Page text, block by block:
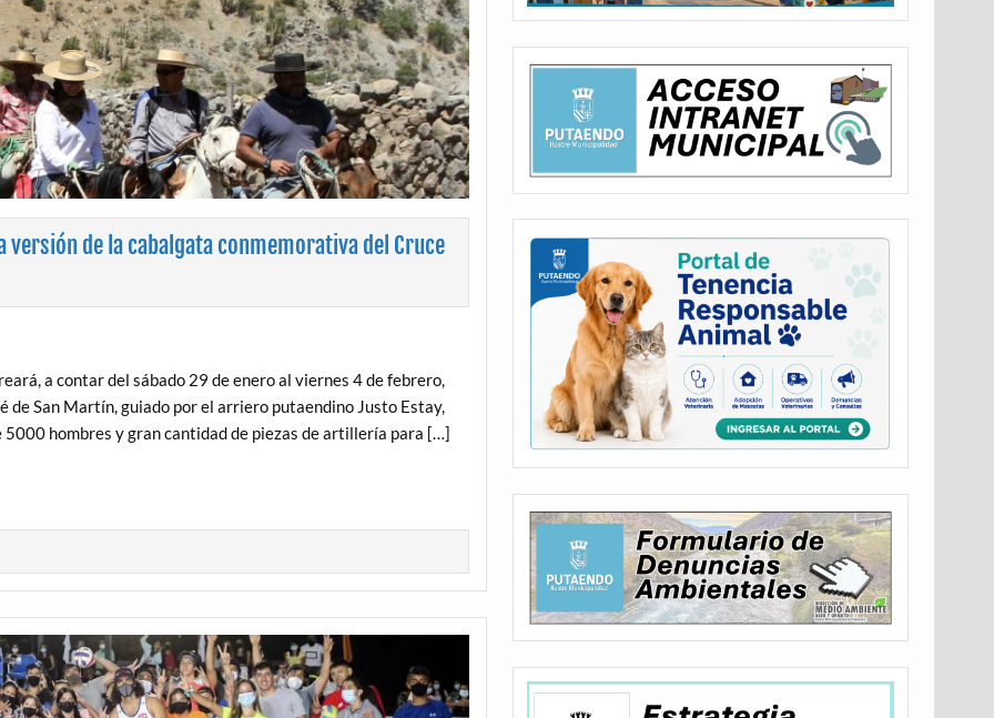
de la cabalgata conmemorativa del Cruce
a contar del sábado 29 de enero al viernes 4 de febrero,
de San Martín, guiado por el arriero putaendino Justo Estay,
hombres y gran cantidad de piezas de artillería para […]